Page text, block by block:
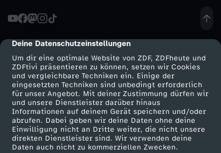
cmp-dialog-description
Deine Datenschutzeinstellungen
Um dir eine optimale Website von ZDF, ZDFheute und
ZDFtivi präsentieren zu können, setzen wir Cookies
und vergleichbare Techniken ein. Einige der
eingesetzten Techniken sind unbedingt erforderlich
für unser Angebot. Mit deiner Zustimmung dürfen wir
und unsere Dienstleister darüber hinaus
Informationen auf deinem Gerät speichern und/oder
abrufen. Dabei geben wir deine Daten ohne deine
Einwilligung nicht an Dritte weiter, die nicht unsere
direkten Dienstleister sind. Wir verwenden deine
Daten auch nicht zu kommerziellen Zwecken.
Mehr ZDF
ZDF-Apps
Smart TV
ZDFtext
Service
ZDFmitreden
Kontakt zum ZDF
Tickets